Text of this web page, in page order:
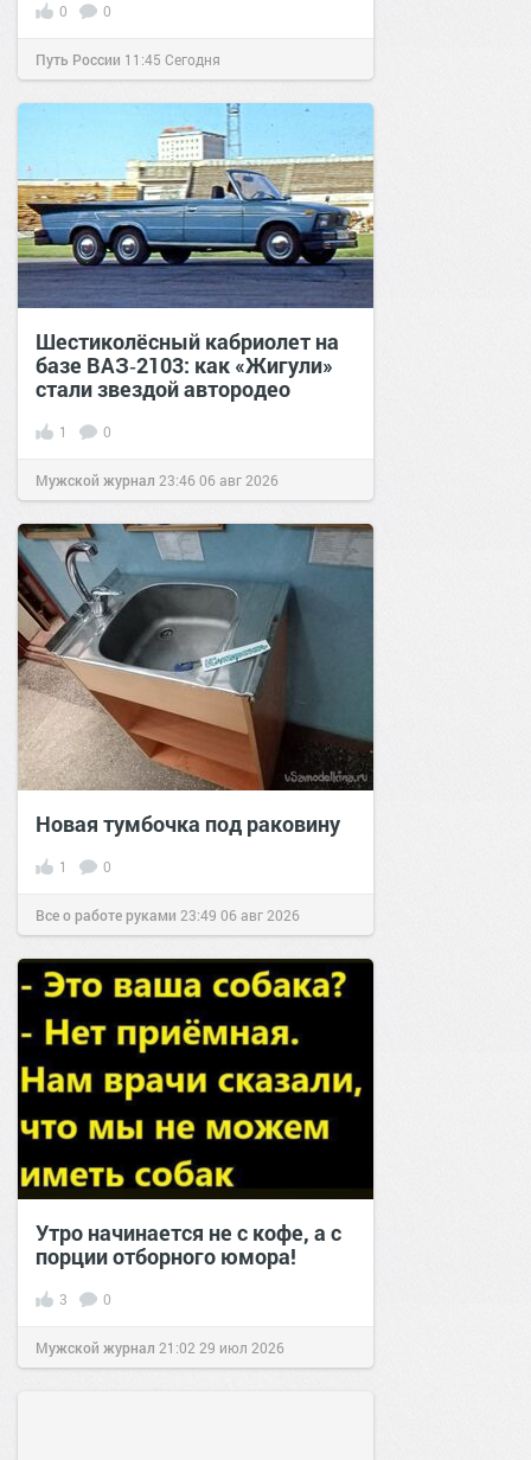
0 0
Путь России 11:45 Сегодня
Шестиколёсный кабриолет на
базе ВАЗ‑2103: как «Жигули»
стали звездой автородео
1 0
Мужской журнал 23:4606 авг 2026
Новая тумбочка под раковину
1 0
Все о работе руками 23:49 06 авг 2026
Утро начинается не с кофе, а с
порции отборного юмора!
3 0
Мужской журнал 21:02 29 июл 2026